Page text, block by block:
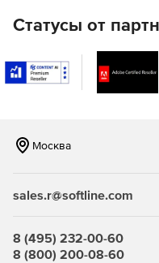
JaCarta WebPass
на борту» для
пользователей при
информационным
JaCarta U2F –
Статусы от
Москва
sales.r@softline.com
8 (495) 232-00-60
8 (800) 200-08-60